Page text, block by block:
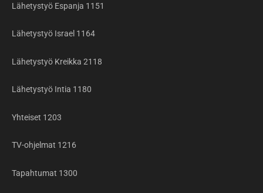
Lähetystyö Espanja 1151
Lähetystyö Israel 1164
Lähetystyö Kreikka 2118
Lähetystyö Intia 1180
Yhteiset 1203
TV-ohjelmat 1216
Tapahtumat 1300